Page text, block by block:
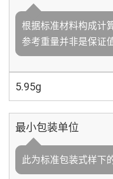
根据标准材料构成计
参考重量并非是保证
5.95g
最小包装单位
此为标准包装式样下